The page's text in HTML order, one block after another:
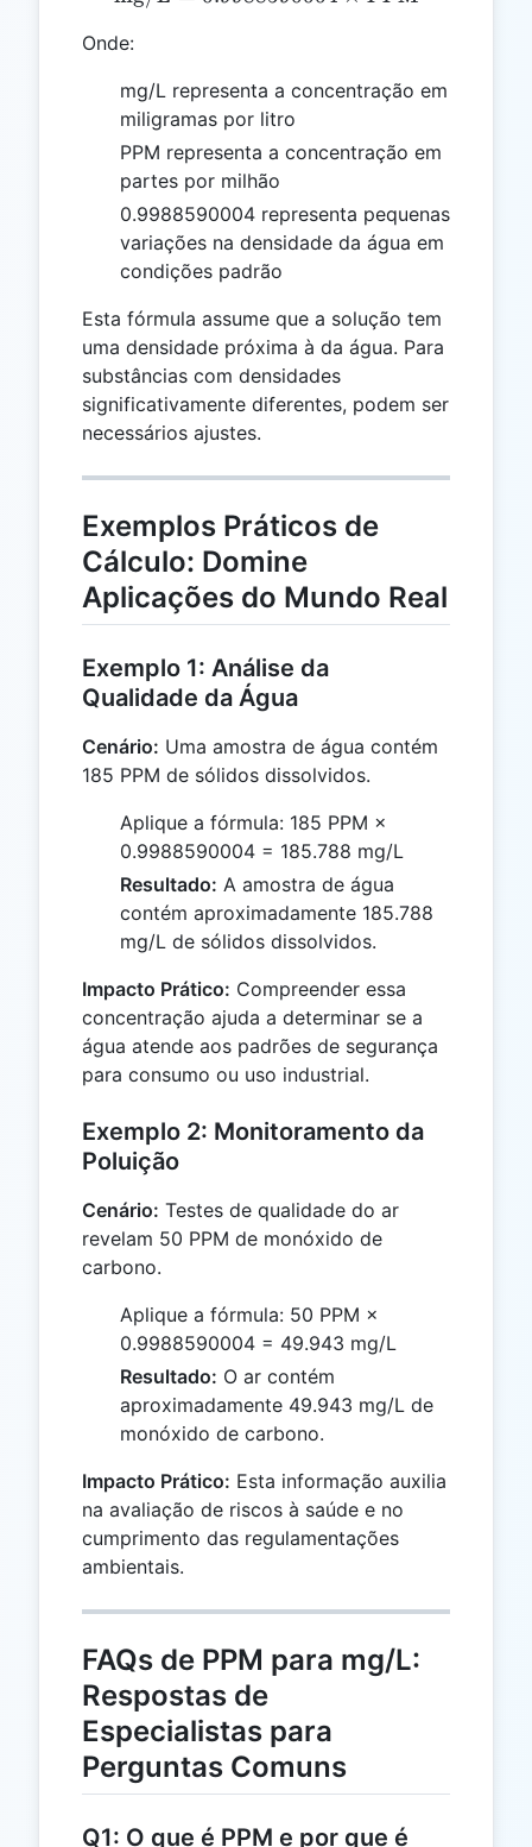
Onde:
mg/L representa a concentração em
miligramas por litro
PPM representa a concentração em
partes por milhão
0.9988590004 representa pequenas
variações na densidade da água em
condições padrão
Esta fórmula assume que a solução tem
uma densidade próxima à da água. Para
substâncias com densidades
significativamente diferentes, podem ser
necessários ajustes.
Exemplos Práticos de
Cálculo: Domine
Aplicações do Mundo Real
Exemplo 1: Análise da
Qualidade da Água
Cenário: Uma amostra de água contém
185 PPM de sólidos dissolvidos.
Aplique a fórmula: 185 PPM ×
0.9988590004 = 185.788 mg/L
Resultado: A amostra de água
contém aproximadamente 185.788
mg/L de sólidos dissolvidos.
Impacto Prático: Compreender essa
concentração ajuda a determinar se a
água atende aos padrões de segurança
para consumo ou uso industrial.
Exemplo 2: Monitoramento da
Poluição
Cenário: Testes de qualidade do ar
revelam 50 PPM de monóxido de
carbono.
Aplique a fórmula: 50 PPM ×
0.9988590004 = 49.943 mg/L
Resultado: O ar contém
aproximadamente 49.943 mg/L de
monóxido de carbono.
Impacto Prático: Esta informação auxilia
na avaliação de riscos à saúde e no
cumprimento das regulamentações
ambientais.
FAQs de PPM para mg/L:
Respostas de
Especialistas para
Perguntas Comuns
Q1: O que é PPM e por que é